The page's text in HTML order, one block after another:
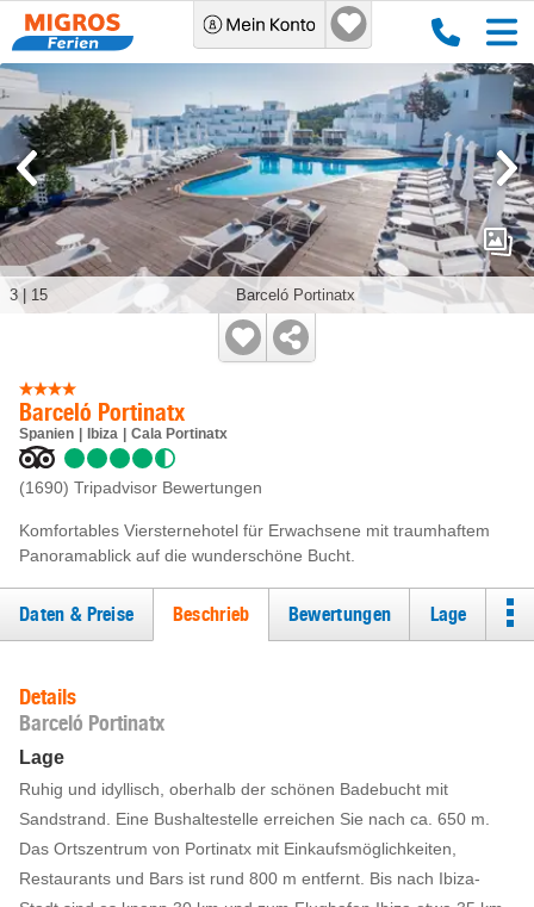
Barceló Portinatx
Spanien Ibiza Cala Portinatx
(1690) Tripadvisor Bewertungen
Komfortables Viersternehotel für Erwachsene mit traumhaftem
Panoramablick auf die wunderschöne Bucht.
Barceló Portinatx
3 15
Daten & Preise Beschrieb Bewertungen Lage
Details
Barceló Portinatx
Lage
Ruhig und idyllisch, oberhalb der schönen Badebucht mit
Sandstrand. Eine Bushaltestelle erreichen Sie nach ca. 650 m.
Das Ortszentrum von Portinatx mit Einkaufsmöglichkeiten,
Restaurants und Bars ist rund 800 m entfernt. Bis nach Ibiza-